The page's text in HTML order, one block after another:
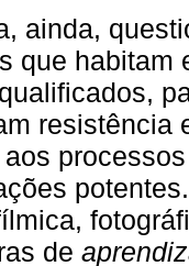
ainda,
que habitam
resistência
de